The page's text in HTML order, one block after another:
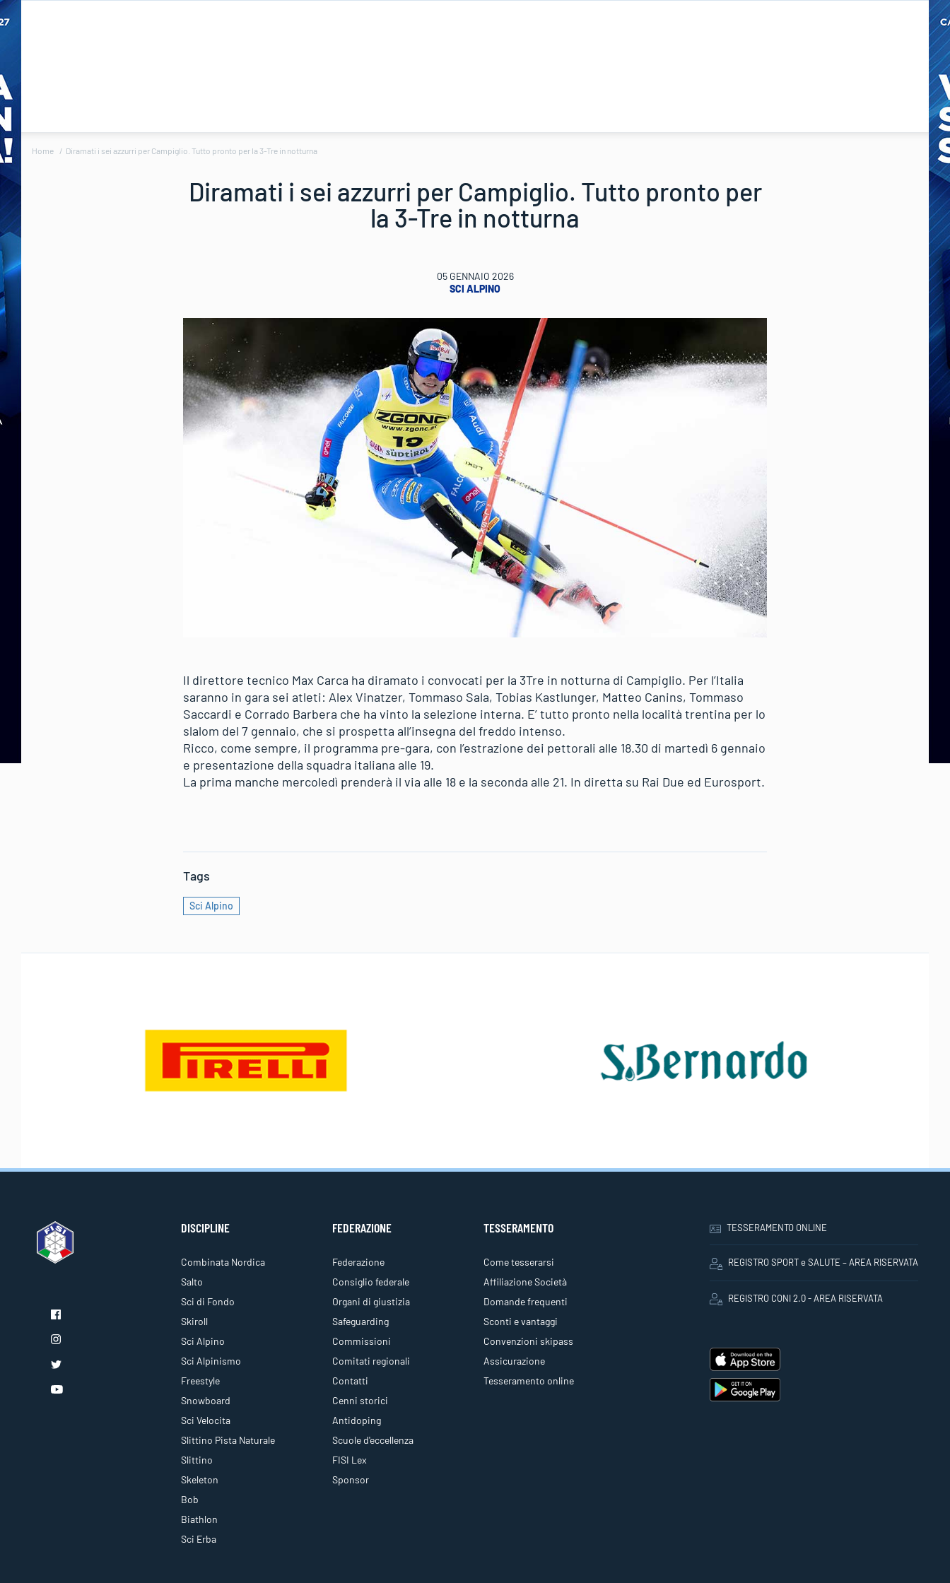
Home Diramati i sei azzurri per Campiglio. Tutto pronto per la 3-Tre in notturna
Diramati i sei azzurri per Campiglio. Tutto pronto per
la 3-Tre in notturna
05 GENNAIO 2026
SCI ALPINO
Il direttore tecnico Max Carca ha diramato i convocati per la 3Tre in notturna di Campiglio. Per l’Italia
saranno in gara sei atleti: Alex Vinatzer, Tommaso Sala, Tobias Kastlunger, Matteo Canins, Tommaso
Saccardi e Corrado Barbera che ha vinto la selezione interna. E’ tutto pronto nella località trentina per lo
slalom del 7 gennaio, che si prospetta all’insegna del freddo intenso.
Ricco, come sempre, il programma pre-gara, con l’estrazione dei pettorali alle 18.30 di martedì 6 gennaio
e presentazione della squadra italiana alle 19.
La prima manche mercoledì prenderà il via alle 18 e la seconda alle 21. In diretta su Rai Due ed Eurosport.
Tags
Sci Alpino
DISCIPLINE
Combinata Nordica
Salto
Sci di Fondo
Skiroll
Sci Alpino
Sci Alpinismo
Freestyle
Snowboard
Sci Velocita
Slittino Pista Naturale
Slittino
Skeleton
Bob
Biathlon
Sci Erba
FEDERAZIONE
Federazione
Consiglio federale
Organi di giustizia
Safeguarding
Commissioni
Comitati regionali
Contatti
Cenni storici
Antidoping
Scuole d'eccellenza
FISI Lex
Sponsor
TESSERAMENTO
Come tesserarsi
Affiliazione Società
Domande frequenti
Sconti e vantaggi
Convenzioni skipass
Assicurazione
Tesseramento online
TESSERAMENTO ONLINE
REGISTRO SPORT e SALUTE – AREA RISERVATA
REGISTRO CONI 2.0 - AREA RISERVATA